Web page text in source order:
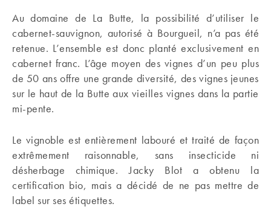
Au domaine de La Butte, la possibilité d’utiliser le
cabernet-sauvignon, autorisé à Bourgueil, n’a pas été
retenue. L’ensemble est donc planté exclusivement en
cabernet franc. L’âge moyen des vignes d’un peu plus
de 50 ans offre une grande diversité, des vignes jeunes
sur le haut de la Butte aux vieilles vignes dans la partie
mi-pente.
Le vignoble est entièrement labouré et traité de façon
extrêmement raisonnable, sans insecticide ni
désherbage chimique. Jacky Blot a obtenu la
certification bio, mais a décidé de ne pas mettre de
label sur ses étiquettes.